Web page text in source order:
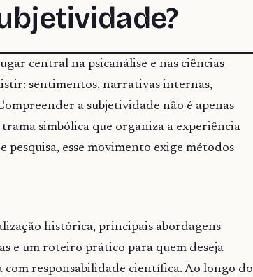
central na psicanálise e nas ciências
sentimentos, narrativas internas,
a subjetividade não é apenas
trama simbólica que organiza a experiência
pesquisa, esse movimento exige métodos
histórica, principais abordagens
e um roteiro prático para quem deseja
responsabilidade científica. Ao longo do